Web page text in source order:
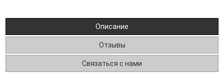
Описание
Отзывы
Связаться с нами